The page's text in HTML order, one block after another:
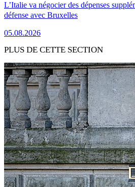
L’Italie va négocier des dépenses
défense avec Bruxelles
05.08.2026
PLUS DE CETTE SECTION